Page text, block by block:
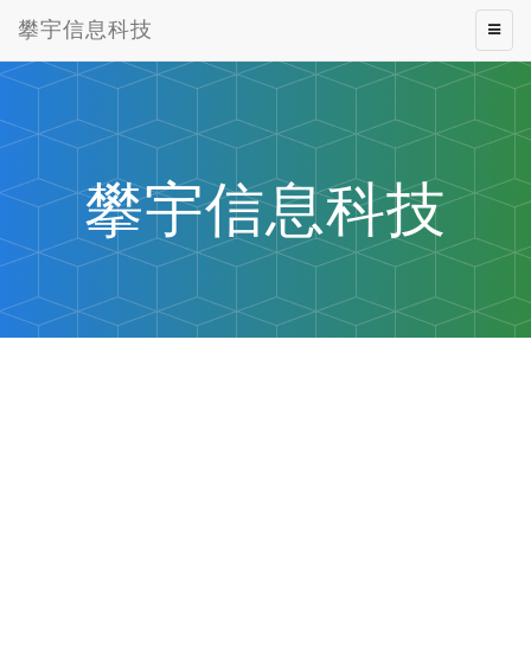
Toggle
攀宇信息科技
攀宇信息科技